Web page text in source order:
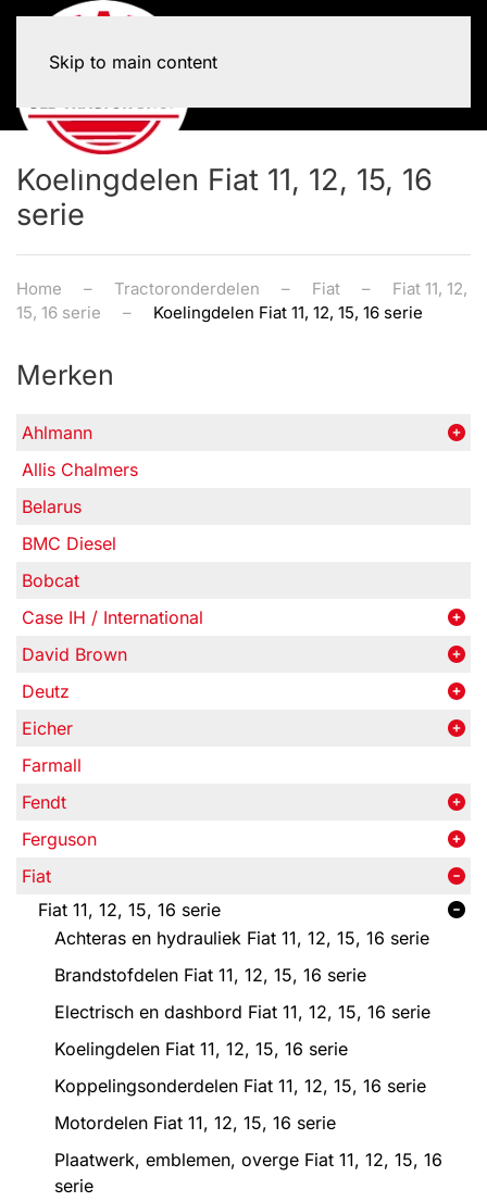
Skip to main content
Koelingdelen Fiat 11, 12, 15, 16
serie
Home Tractoronderdelen Fiat
Fiat 11, 12,
15, 16 serie
Koelingdelen Fiat 11, 12, 15, 16 serie
Merken
Ahlmann
Allis Chalmers
Belarus
BMC Diesel
Bobcat
Case IH / International
David Brown
Deutz
Eicher
Farmall
Fendt
Ferguson
Fiat
Fiat 11, 12, 15, 16 serie
Achteras en hydrauliek Fiat 11, 12, 15, 16 serie
Brandstofdelen Fiat 11, 12, 15, 16 serie
Electrisch en dashbord Fiat 11, 12, 15, 16 serie
Koelingdelen Fiat 11, 12, 15, 16 serie
Koppelingsonderdelen Fiat 11, 12, 15, 16 serie
Motordelen Fiat 11, 12, 15, 16 serie
Plaatwerk, emblemen, overge Fiat 11, 12, 15, 16
serie